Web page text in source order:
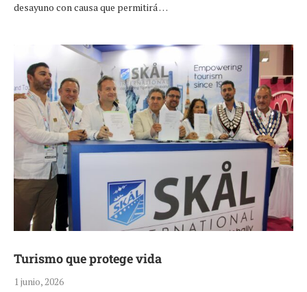
desayuno con causa que permitirá …
Turismo que protege vida
1 junio, 2026